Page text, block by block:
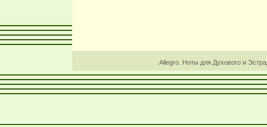
Allegro. Ноты для Духового и